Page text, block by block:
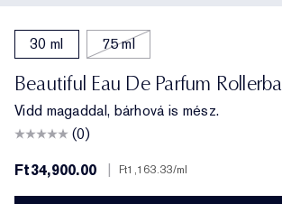
30 ml 75 ml
Beautiful Eau De Parfum Rollerball
Vidd magaddal, bárhová is mész.
(0)
Ft34,900.00
Ft1,163.33/ml